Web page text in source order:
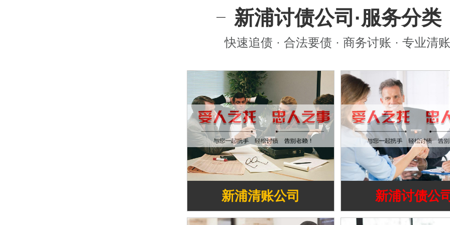
新浦讨债公司·服务分类
快速追债 · 合法要债 · 商务讨账 · 专业清账
新浦清账公司 新浦讨债公